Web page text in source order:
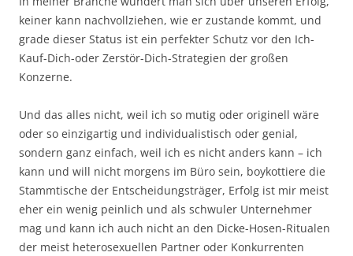
keiner kann nachvollziehen, wie er zustande kommt, und
grade dieser Status ist ein perfekter Schutz vor den Ich-
Kauf-Dich-oder Zerstör-Dich-Strategien der großen
Konzerne.
Und das alles nicht, weil ich so mutig oder originell wäre
oder so einzigartig und individualistisch oder genial,
sondern ganz einfach, weil ich es nicht anders kann – ich
kann und will nicht morgens im Büro sein, boykottiere die
Stammtische der Entscheidungsträger, Erfolg ist mir meist
eher ein wenig peinlich und als schwuler Unternehmer
mag und kann ich auch nicht an den Dicke-Hosen-Ritualen
der meist heterosexuellen Partner oder Konkurrenten